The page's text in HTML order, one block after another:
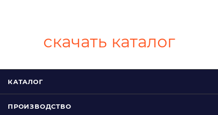
скачать каталог
КАТАЛОГ
ПРОИЗВОДСТВО